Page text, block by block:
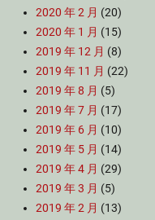
2020 年 2 月 (20)
2020 年 1 月 (15)
2019 年 12 月 (8)
2019 年 11 月 (22)
2019 年 8 月 (5)
2019 年 7 月 (17)
2019 年 6 月 (10)
2019 年 5 月 (14)
2019 年 4 月 (29)
2019 年 3 月 (5)
2019 年 2 月 (13)